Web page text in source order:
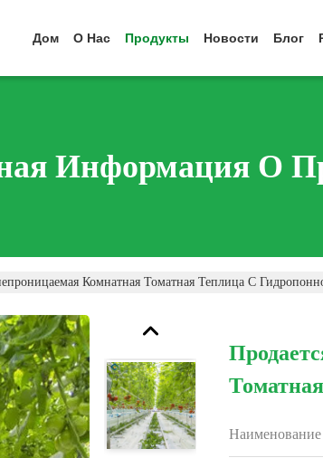
Дом О Нас Продукты Новости Блог
Информация О
Комнатная Томатная Теплица С